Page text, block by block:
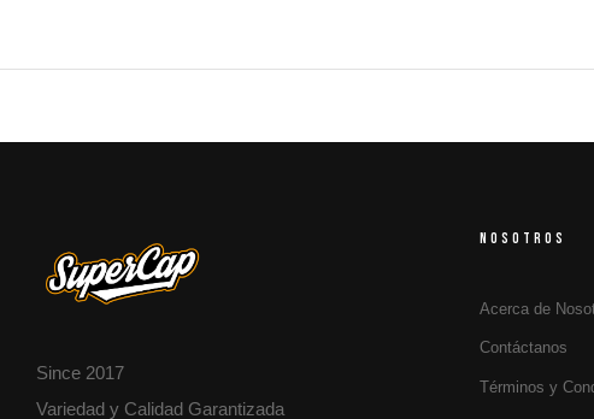
Since 2017
Variedad y Calidad Garantizada
NOSOTROS
Acerca de
Contáctanos
Términos y